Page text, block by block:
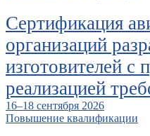
Сертификация
организаций
изготовителей с
реализацией
16–18 сентября 2026
Повышение квалификации